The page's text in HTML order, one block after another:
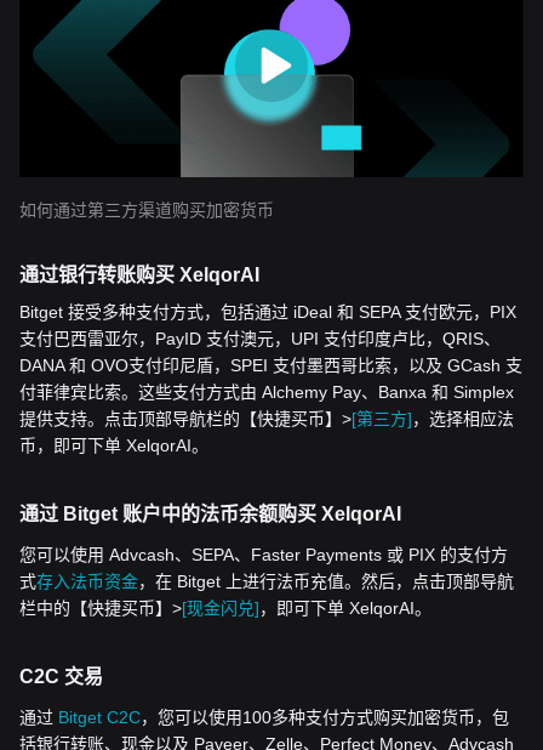
如何通过第三方渠道购买加密货币
通过银行转账购买 XelqorAI
Bitget 接受多种支付方式，包括通过 iDeal 和 SEPA 支付欧元，PIX
支付巴西雷亚尔，PayID 支付澳元，UPI 支付印度卢比，QRIS、
DANA 和 OVO支付印尼盾，SPEI 支付墨西哥比索，以及 GCash 支
付菲律宾比索。这些支付方式由 Alchemy Pay、Banxa 和 Simplex
提供支持。点击顶部导航栏的【快捷买币】>[第三方]，选择相应法
币，即可下单 XelqorAI。
通过 Bitget 账户中的法币余额购买 XelqorAI
您可以使用 Advcash、SEPA、Faster Payments 或 PIX 的支付方
式存入法币资金，在 Bitget 上进行法币充值。然后，点击顶部导航
栏中的【快捷买币】>[现金闪兑]，即可下单 XelqorAI。
C2C 交易
通过 Bitget C2C，您可以使用100多种支付方式购买加密货币，包
括银行转账、现金以及 Payeer、Zelle、Perfect Money、Advcash